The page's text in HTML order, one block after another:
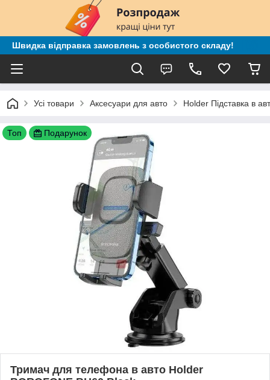
Швидка відправка замовлень з особистого складу!
Усі товари Аксесуари для авто Holder Підставка в
Топ Подарунок
Тримач для телефона в авто Holder